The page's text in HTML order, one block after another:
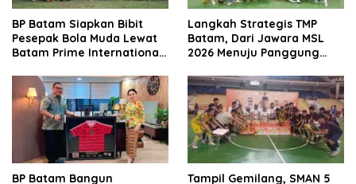
BP Batam Siapkan Bibit
Pesepak Bola Muda Lewat
Batam Prime International
2026
Langkah Strategis TMP
Batam, Dari Jawara MSL
2026 Menuju Panggung
BP Batam Bangun
Tampil Gemilang, SMAN 5